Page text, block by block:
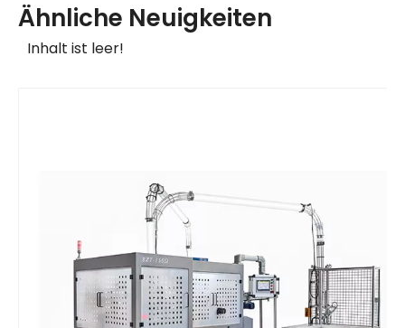
Ähnliche Neuigkeiten
Inhalt ist leer!